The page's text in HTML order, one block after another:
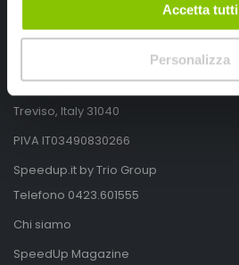
Accetta tutti
Personalizza
Nervesa della Battaglia
Treviso, Italy 31040
PIVA IT03490830266
Speedup.it by Trio Group
Telefono 0423.601555
Chi siamo
SpeedUp Magazine